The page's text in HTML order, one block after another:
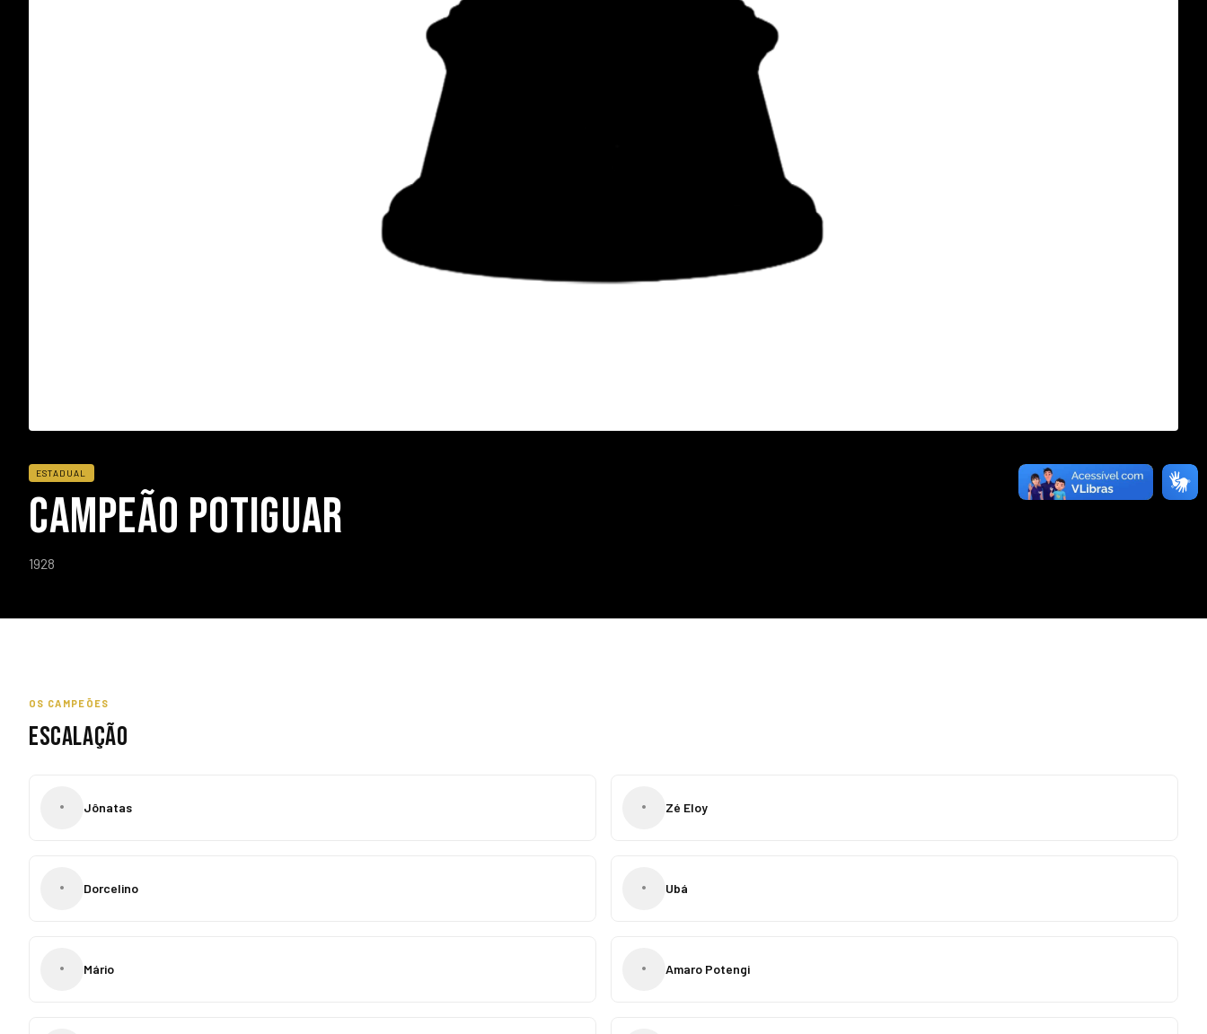
ESTADUAL
CAMPEÃO POTIGUAR
1928
OS CAMPEÕES
ESCALAÇÃO
• Jônatas • Zé Eloy
• Dorcelino • Ubá
• Mário • Amaro Potengi